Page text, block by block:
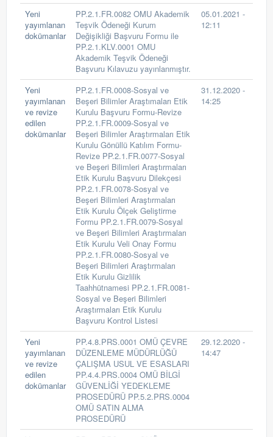
Yeni
yayımlanan
dokümanlar
PP.2.1.FR.0082 OMU Akademik
Teşvik Ödeneği Kurum
Değişikliği Başvuru Formu ile
PP.2.1.KLV.0001 OMU
Akademik Teşvik Ödeneği
Başvuru Kılavuzu yayınlanmıştır.
05.01.2021 -
12:11
Yeni
yayımlanan
ve revize
edilen
dokümanlar
PP.2.1.FR.0008-Sosyal ve
Beşeri Bilimler Araştımaları Etik
Kurulu Başvuru Formu-Revize
PP.2.1.FR.0009-Sosyal ve
Beşeri Bilimler Araştırmaları Etik
Kurulu Gönüllü Katılım Formu-
Revize PP.2.1.FR.0077-Sosyal
ve Beşeri Bilimleri Araştırmaları
Etik Kurulu Başvuru Dilekçesi
PP.2.1.FR.0078-Sosyal ve
Beşeri Bilimleri Araştırmaları
Etik Kurulu Ölçek Geliştirme
Formu PP.2.1.FR.0079-Sosyal
ve Beşeri Bilimleri Araştırmaları
Etik Kurulu Veli Onay Formu
PP.2.1.FR.0080-Sosyal ve
Beşeri Bilimleri Araştırmaları
Etik Kurulu Gizlilik
Taahhütnamesi PP.2.1.FR.0081-
Sosyal ve Beşeri Bilimleri
Araştırmaları Etik Kurulu
Başvuru Kontrol Listesi
31.12.2020 -
14:25
Yeni
yayımlanan
ve revize
edilen
dokümanlar
PP.4.8.PRS.0001 OMÜ ÇEVRE
DÜZENLEME MÜDÜRLÜĞÜ
ÇALIŞMA USUL VE ESASLARI
PP.4.4.PRS.0004 OMÜ BİLGİ
GÜVENLİĞİ YEDEKLEME
PROSEDÜRÜ PP.5.2.PRS.0004
OMÜ SATIN ALMA
PROSEDÜRÜ
29.12.2020 -
14:47